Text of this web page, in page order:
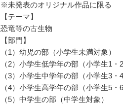
※未発表のオリジナル作品に限る
【テーマ】
恐竜等の古生物
【部門】
（1）幼児の部（小学生未満対象）
（2）小学生低学年の部（小学生1・
（3）小学生中学年の部（小学生3・
（4）小学生高学年の部（小学生5・
（5）中学生の部（中学生対象）